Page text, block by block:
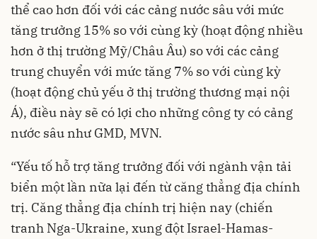
thể cao hơn đối với các cảng nước sâu với mức
tăng trưởng 15% so với cùng kỳ (hoạt động nhiều
hơn ở thị trường Mỹ/Châu Âu) so với các cảng
trung chuyển với mức tăng 7% so với cùng kỳ
(hoạt động chủ yếu ở thị trường thương mại nội
Á), điều này sẽ có lợi cho những công ty có cảng
nước sâu như GMD, MVN.
“Yếu tố hỗ trợ tăng trưởng đối với ngành vận tải
biển một lần nữa lại đến từ căng thẳng địa chính
trị. Căng thẳng địa chính trị hiện nay (chiến
tranh Nga-Ukraine, xung đột Israel-Hamas-